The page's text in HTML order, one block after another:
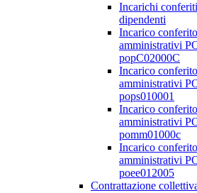
Incarichi
dipendenti
Incarico
amministrativi
popC02000C
Incarico
amministrativi
pops010001
Incarico
amministrativi
pomm01000c
Incarico
amministrativi
poee012005
Contrattazione